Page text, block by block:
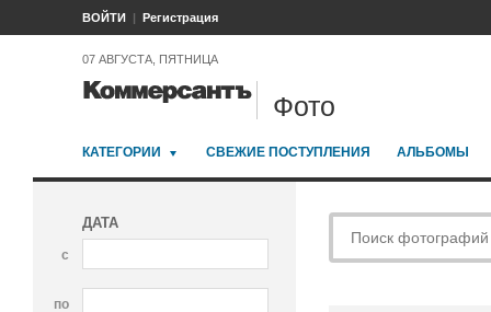
ВОЙТИ Регистрация
07 АВГУСТА, ПЯТНИЦА
Фото
КАТЕГОРИИ СВЕЖИЕ ПОСТУПЛЕНИЯ АЛЬБОМЫ
ДАТА
с
по